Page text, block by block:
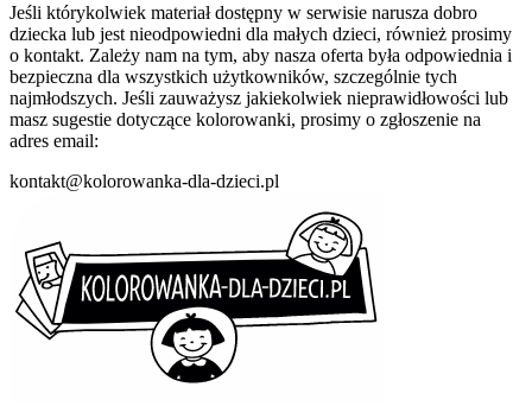
Jeśli którykolwiek materiał dostępny w serwisie narusza dobro
dziecka lub jest nieodpowiedni dla małych dzieci, również prosimy
o kontakt. Zależy nam na tym, aby nasza oferta była odpowiednia i
bezpieczna dla wszystkich użytkowników, szczególnie tych
najmłodszych. Jeśli zauważysz jakiekolwiek nieprawidłowości lub
masz sugestie dotyczące kolorowanki, prosimy o zgłoszenie na
adres email:
kontakt@kolorowanka-dla-dzieci.pl